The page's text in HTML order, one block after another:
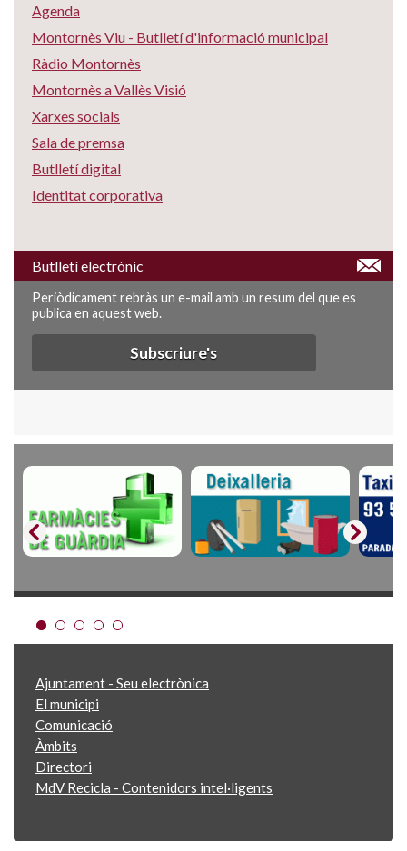
Agenda
Montornès Viu - Butlletí d'informació municipal
Ràdio Montornès
Montornès a Vallès Visió
Xarxes socials
Sala de premsa
Butlletí digital
Identitat corporativa
Butlletí electrònic
Periòdicament rebràs un e-mail amb un resum del que es
publica en aquest web.
Subscriure's
Ajuntament - Seu electrònica
El municipi
Comunicació
Àmbits
Directori
MdV Recicla - Contenidors intel·ligents